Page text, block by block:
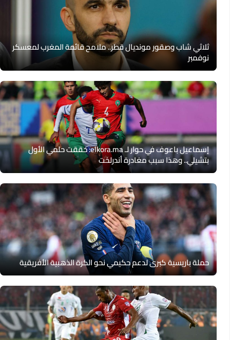
ثلاثي شاب وصقور مونديال قطر.. ملامح قائمة المغرب لمعسكر
نوفمبر
إسماعيل باعوف في حوار لـ elkora.ma: حققت حلمي الأول
بتشيلي.. وهذا سبب مغادرة أندرلخت
حملة باريسية كبرى لدعم حكيمي نحو الكرة الذهبية الأفريقية